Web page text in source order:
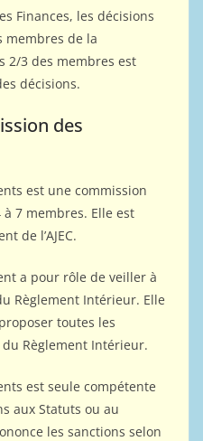
Finances, les décisions
membres de la
2/3 des membres est
décisions.
des
est une commission
7 membres. Elle est
de l’AJEC.
a pour rôle de veiller à
Règlement Intérieur. Elle
toutes les
Règlement Intérieur.
est seule compétente
aux Statuts ou au
les sanctions selon